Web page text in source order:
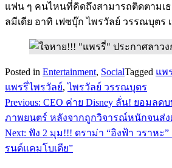
แฟน ๆ คนไหนที่คิดถึงสามารถติดตามเ
ลมีเดีย อาทิ เฟซบุ๊ก ไพรวัลย์ วรรณบุตร
Posted in Entertainment, SocialTagged แพ
แพรรี่ไพรวัลย์,ไพรวัลย์ วรรณบุตร
แนะแนว
เรื่อง
Previous: CEO ค่าย Disney ลั่น! ยอมลด
ภาพยนตร์ หลังจากถูกวิจารณ์หนักจนส่ง
Next: ฟัง 2 มุม!!! ดราม่า “อิงฟ้า วราหะ”
รนด์แคมโบเดีย”